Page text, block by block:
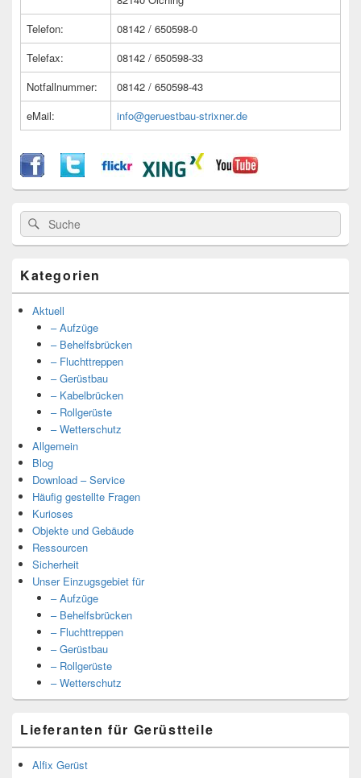
Telefon:
08142 / 650598-0
Telefax:
08142 / 650598-33
Notfallnummer:
08142 / 650598-43
eMail:
info@geruestbau-strixner.de
Suche
nach:
Suche
Kategorien
Aktuell
– Aufzüge
– Behelfsbrücken
– Fluchttreppen
– Gerüstbau
– Kabelbrücken
– Rollgerüste
– Wetterschutz
Allgemein
Blog
Download – Service
Häufig gestellte Fragen
Kurioses
Objekte und Gebäude
Ressourcen
Sicherheit
Unser Einzugsgebiet für
– Aufzüge
– Behelfsbrücken
– Fluchttreppen
– Gerüstbau
– Rollgerüste
– Wetterschutz
Lieferanten für Gerüstteile
Alfix Gerüst